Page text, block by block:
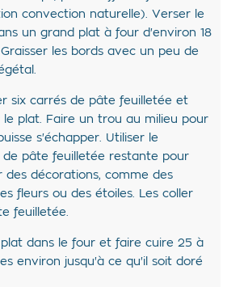
convection naturelle). Verser le
un grand plat à four d'environ 18
les bords avec un peu de
six carrés de pâte feuilletée et
le plat. Faire un trou au milieu pour
s'échapper. Utiliser le
de pâte feuilletée restante pour
des décorations, comme des
fleurs ou des étoiles. Les coller
feuilletée.
plat dans le four et faire cuire 25 à
environ jusqu'à ce qu'il soit doré